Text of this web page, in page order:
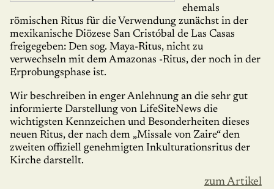
ehemals
römischen Ritus für die Verwendung zunächst in der
mexika­nische Diözese San Cri­stóbal de Las Casas
freigegeben: Den sog. Maya-Ritus, nicht zu
verwechseln mit dem Amazonas -­Ritus, der noch in der
Erprobungsphase ist.
Wir beschreiben in enger Anlehnung an die sehr gut
informierte Dar­stel­lung von LifeSiteNews die
wichtigsten Kennzeichen und Besonder­hei­ten dieses
neuen Ritus, der nach dem „Missale von Zaire“ den
zweiten offiziell genehmigten Inkultu­rationsritus der
Kirche darstellt.
zum Artikel